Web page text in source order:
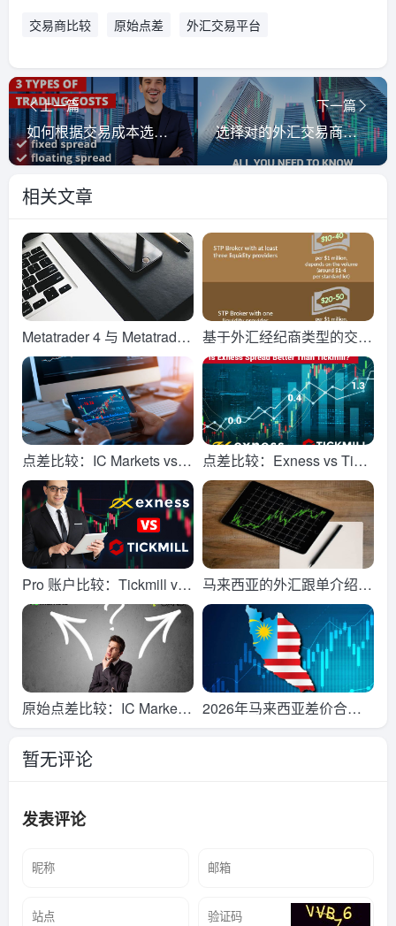
交易商比较 原始点差 外汇交易平台
上一篇
如何根据交易成本选择经纪商
下一篇
选择对的外汇交易商有多重要，怎么选？
相关文章
Metatrader 4 与 Metatrader
5 交易平台比较
基于外汇经纪商类型的交易
佣金
点差比较：IC Markets vs E
xness
点差比较：Exness vs Tick
mill
Pro 账户比较：Tickmill vs
Exness
马来西亚的外汇跟单介绍(2
026 年版)
原始点差比较：IC Markets
vs OANDA
2026年马来西亚差价合约
交易
暂无评论
发表评论